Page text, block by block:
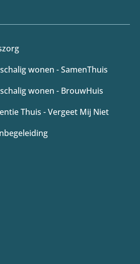
wonen - SamenThuis
wonen - BrouwHuis
Thuis - Vergeet Mij Niet